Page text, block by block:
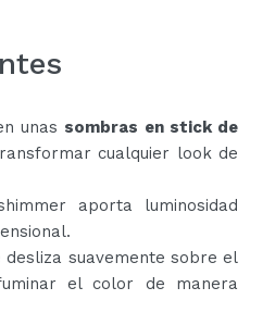
unas sombras en stick de
cualquier look de
aporta luminosidad
suavemente sobre el
el color de manera